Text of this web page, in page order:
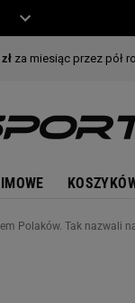
Polaków. Tak nazwali